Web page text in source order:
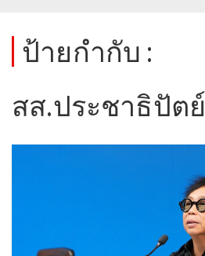
ป้ายกำกับ :
สส.ประชาธิปัตย์